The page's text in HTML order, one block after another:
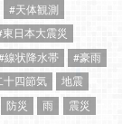
#天体観測
東日本大震災
線状降水帯
#豪雨
十四節気
地震
防災 雨 震災